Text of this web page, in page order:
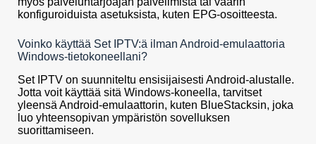
konfiguroiduista asetuksista, kuten EPG-osoitteesta.
Voinko käyttää Set IPTV:ä ilman Android-emulaattoria
Windows-tietokoneellani?
Set IPTV on suunniteltu ensisijaisesti Android-alustalle.
Jotta voit käyttää sitä Windows-koneella, tarvitset
yleensä Android-emulaattorin, kuten BlueStacksin, joka
luo yhteensopivan ympäristön sovelluksen
suorittamiseen.